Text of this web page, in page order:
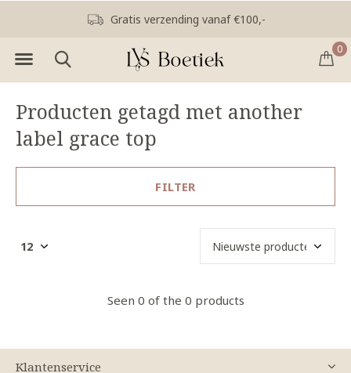
0
Gratis verzending vanaf €100,-
Producten getagd met another
label grace top
FILTER
Seen 0 of the 0 products
Klantenservice